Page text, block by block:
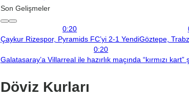
Son Gelişmeler
0:20
Çaykur Rizespor, Pyramids FC’yi 2-1 YendiGöztepe,
0:20
Galatasaray’a Villarreal ile hazırlık maçında “kırmızı kart”
Döviz Kurları